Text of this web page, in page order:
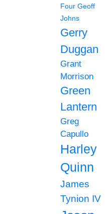
Four Geoff
Johns
Gerry
Duggan
Grant
Morrison
Green
Lantern
Greg
Capullo
Harley
Quinn
James
Tynion IV